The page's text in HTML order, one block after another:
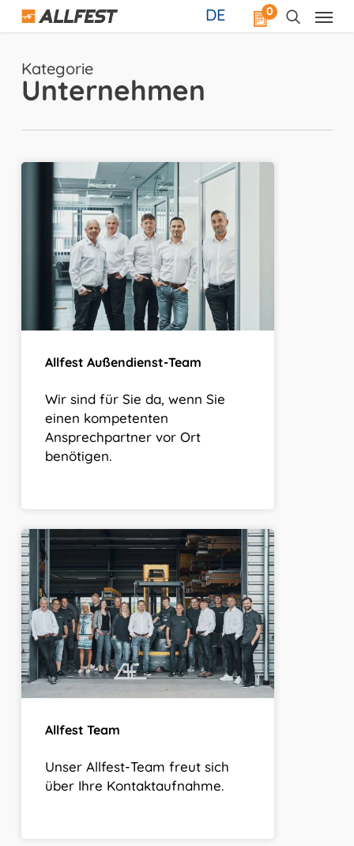
Skip
content
0
DE
Kategorie
Unternehmen
Allfest
Außendienst-
Team
Allfest Außendienst-Team
Wir sind für Sie da, wenn Sie
einen kompetenten
Ansprechpartner vor Ort
benötigen.
Allfest
Team
Allfest Team
Unser Allfest-Team freut sich
über Ihre Kontaktaufnahme.